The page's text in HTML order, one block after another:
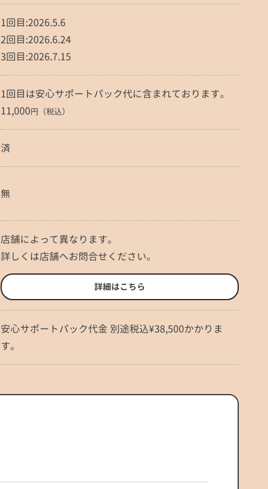
1回目:2026.5.6
2回目:2026.6.24
3回目:2026.7.15
1回目は安心サポートパック代に含まれております。
11,000円（税込）
済
無
店舗によって異なります。
詳しくは店舗へお問合せください。
詳細はこちら
安心サポートパック代金 別途税込¥38,500かかりま
す。